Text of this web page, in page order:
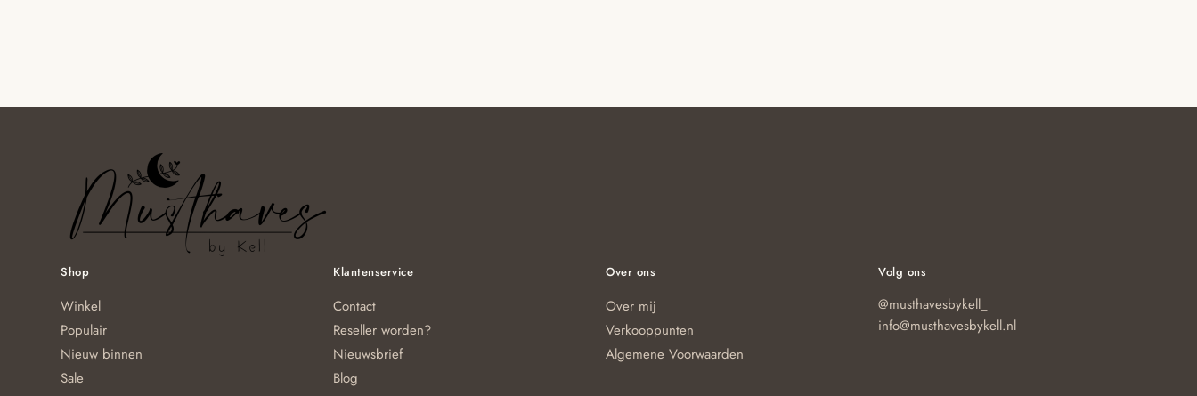
Shop
Winkel
Populair
Nieuw binnen
Sale
Klantenservice
Contact
Reseller worden?
Nieuwsbrief
Blog
Over ons
Over mij
Verkooppunten
Algemene Voorwaarden
Volg ons
@musthavesbykell_
info@musthavesbykell.nl